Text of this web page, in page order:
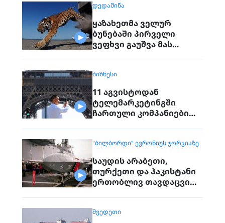
ᲓᲔᲓᲐᲛᲘᲬᲐ
ყაზახეთმა ველურ
ბუნებაში პირველი
ვეფხვი გაუშვა მას
გაქრა თურანული ვეფხვი
ᲑᲘᲖᲜᲔᲡᲘ
11 აგვისტოდან
ტელემარკეტინგში
ჩართული კომპანიები
მოქალაქეებს
"ᲑᲘᲚᲑᲝᲠᲓᲘ" ᲔᲕᲠᲝᲜᲘᲣᲡ ᲯᲝᲠᲯᲘᲐᲖᲔ
საუდის არაბეთი,
თურქეთი და პაკისტანი
ერთობლივ თავდაცვით
ᲨᲕᲔᲓᲔᲗᲘ